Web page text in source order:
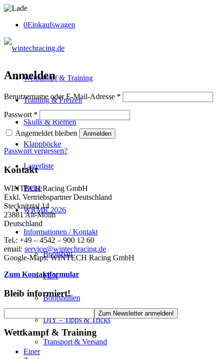
0Einkaufswagen
Wettkampf & Training
Training & Freizeit
Skulls & Riemen
Klappböcke
Lagerliste
Preise
WRMR 2026
Informationen / Kontakt
Bootsbau
FLX
Bootshüllen
DIY – Tipps & Tricks
Transport & Versand
Anmelden
Benutzername oder E-Mail-Adresse *
Passwort *
Angemeldet bleiben Anmelden
Passwort vergessen?
Kontakt
WINTECH Racing GmbH
Exkl. Vertriebspartner Deutschland
Stecknitztal 14
23881 Alt-Mölln
Deutschland
Tel.: +49 – 4542 – 900 12 60
email: service@wintechracing.de
Google-Maps: WINTECH Racing GmbH
Zum Kontaktformular
Bleib informiert!
Wettkampf & Training
Einer